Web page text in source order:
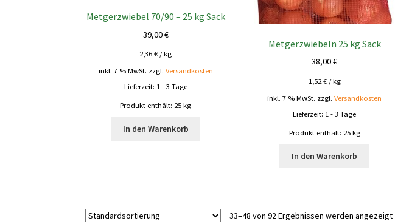
Metgerzwiebel 70/90 – 25 kg Sack
39,00€
2,36€ /kg
inkl. 7 % MwSt. zzgl. Versandkosten
Lieferzeit: 1 - 3 Tage
Produkt enthält: 25kg
In den Warenkorb
Metgerzwiebeln 25 kg Sack
38,00€
1,52 €/kg
inkl. 7 % MwSt. zzgl.Versandkosten
Lieferzeit: 1 - 3 Tage
Produkt enthält: 25 kg
In den Warenkorb
33–48 von 92 Ergebnissen werden angezeigt